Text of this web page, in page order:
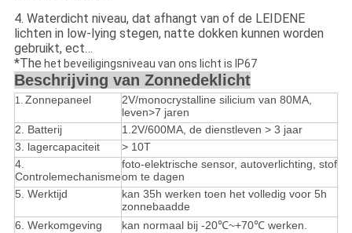
4. Waterdicht niveau, dat afhangt van of de LEIDENE
lichten in low-lying stegen, natte dokken kunnen worden
gebruikt, ect…
*The het beveiligingsniveau van ons licht is IP67
Beschrijving van Zonnedeklicht
1. Zonnepaneel
2V/monocrystalline silicium van 80MA,
leven>7 jaren
2. Batterij
1.2V/600MA, de dienstleven > 3 jaar
3. lagercapaciteit
> 10T
4.
Controlemechanisme
foto-elektrische sensor, autoverlichting, stof
om te dagen
5. Werktijd
kan 35h werken toen het volledig voor 5h
zonnebaadde
6. Werkomgeving
kan normaal bij -20℃~+70℃ werken.